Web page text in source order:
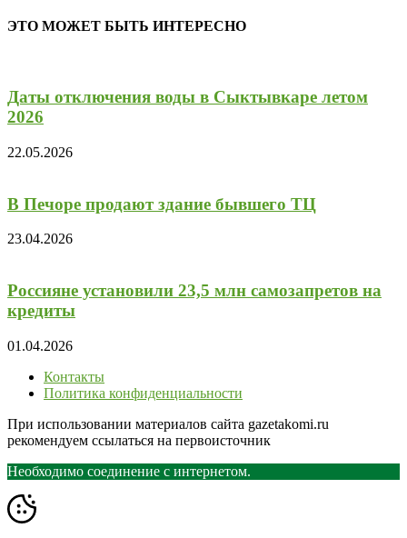
ЭТО МОЖЕТ БЫТЬ ИНТЕРЕСНО
Даты отключения воды в Сыктывкаре летом
2026
22.05.2026
В Печоре продают здание бывшего ТЦ
23.04.2026
Россияне установили 23,5 млн самозапретов на
кредиты
01.04.2026
Контакты
Политика конфиденциальности
При использовании материалов сайта gazetakomi.ru
рекомендуем ссылаться на первоисточник
Необходимо соединение с интернетом.